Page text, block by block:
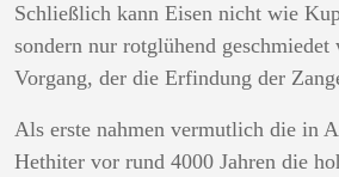
Schließlich kann Eisen nicht wie
sondern nur rotglühend geschmiedet
Vorgang, der die Erfindung der
Als erste nahmen vermutlich die in
Hethiter vor rund 4000 Jahren die